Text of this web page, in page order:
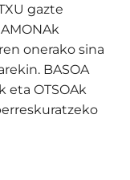
gazte
onerako sina
BASOA
eta OTSOAk